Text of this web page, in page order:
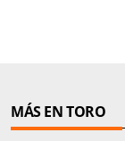
MÁS EN TORO